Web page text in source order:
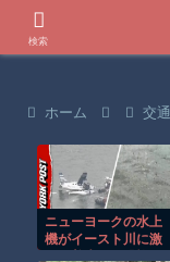
ホーム 交
ニューヨークの水上
機がイースト川に激
検索